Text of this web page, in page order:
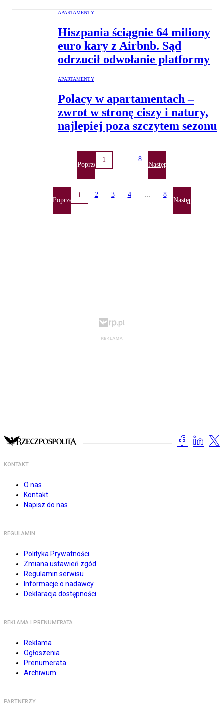
APARTAMENTY
Hiszpania ściągnie 64 miliony
euro kary z Airbnb. Sąd
odrzucił odwołanie platformy
APARTAMENTY
Polacy w apartamentach –
zwrot w stronę ciszy i natury,
najlepiej poza szczytem sezonu
Poprzednia
1 8
Następna
Poprzednia
1 2 3 4 8
Następna
KONTAKT
O nas
Kontakt
Napisz do nas
REGULAMIN
Polityka Prywatności
Zmiana ustawień zgód
Regulamin serwisu
Informacje o nadawcy
Deklaracja dostępności
REKLAMA I PRENUMERATA
Reklama
Ogłoszenia
Prenumerata
Archiwum
PARTNERZY